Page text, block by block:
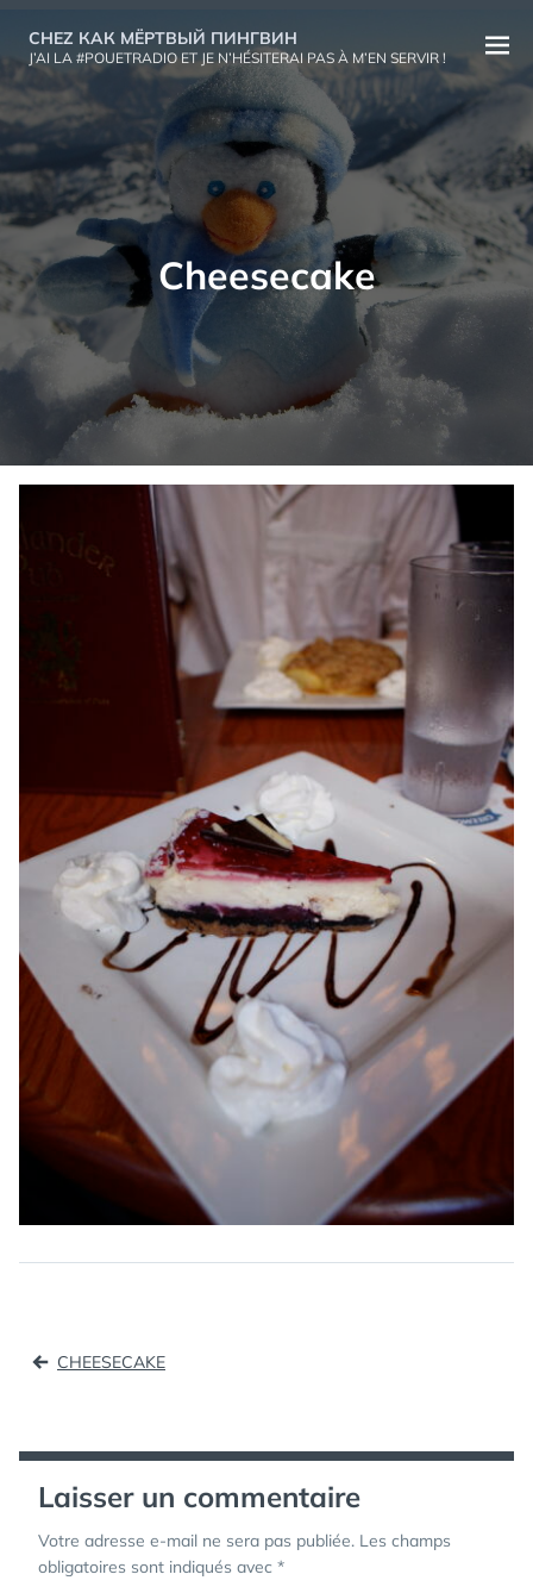
contenu
CHEZ КАК МЁРТВЫЙ ПИНГВИН
J’AI LA #POUETRADIO ET JE N’HÉSITERAI PAS À M’EN SERVIR !
le
Cheesecake
Navigation
CHEESECAKE
Laisser un commentaire
Votre adresse e-mail ne sera pas publiée. Les champs
obligatoires sont indiqués avec *